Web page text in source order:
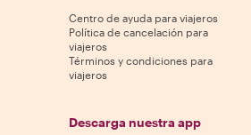
Centro de ayuda para viajeros
Política de cancelación para
viajeros
Términos y condiciones para
viajeros
Descarga nuestra app